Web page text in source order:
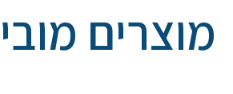
מוצרים